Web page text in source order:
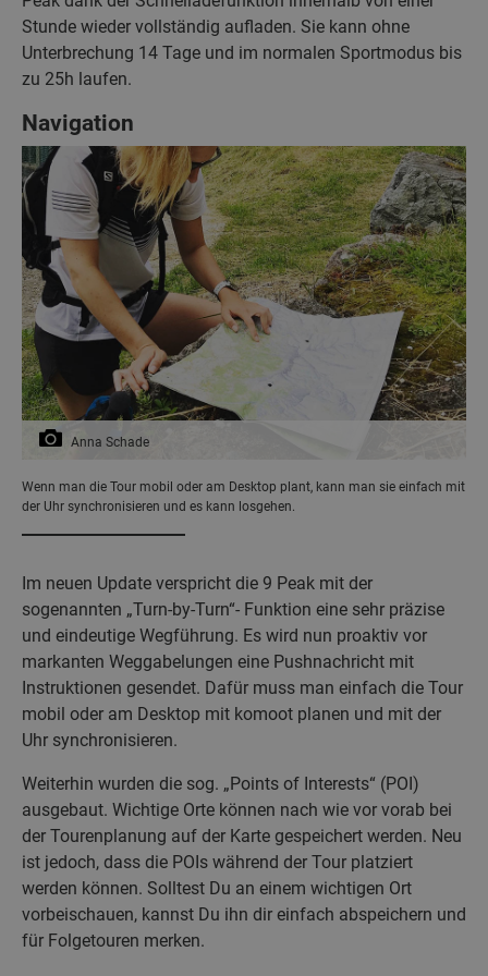
Stunde wieder vollständig aufladen. Sie kann ohne
Unterbrechung 14 Tage und im normalen Sportmodus bis
zu 25h laufen.
Navigation
Anna Schade
Wenn man die Tour mobil oder am Desktop plant, kann man sie einfach mit
der Uhr synchronisieren und es kann losgehen.
Im neuen Update verspricht die 9 Peak mit der
sogenannten „Turn-by-Turn“- Funktion eine sehr präzise
und eindeutige Wegführung. Es wird nun proaktiv vor
markanten Weggabelungen eine Pushnachricht mit
Instruktionen gesendet. Dafür muss man einfach die Tour
mobil oder am Desktop mit komoot planen und mit der
Uhr synchronisieren.
Weiterhin wurden die sog. „Points of Interests“ (POI)
ausgebaut. Wichtige Orte können nach wie vor vorab bei
der Tourenplanung auf der Karte gespeichert werden. Neu
ist jedoch, dass die POIs während der Tour platziert
werden können. Solltest Du an einem wichtigen Ort
vorbeischauen, kannst Du ihn dir einfach abspeichern und
für Folgetouren merken.